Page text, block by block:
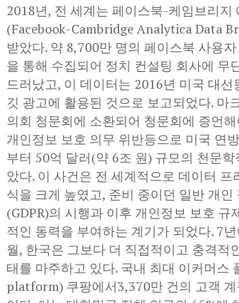
2018년, 전 세계는 페이스북-케임브리지
(Facebook-Cambridge Analytica Data
받았다. 약 8,700만 명의 페이스북 사용
을 통해 수집되어 정치 컨설팅 회사에 무
드러났고, 이 데이터는 2016년 미국 대
깃 광고에 활용된 것으로 보고되었다. 마
의회 청문회에 소환되어 청문회에 증언
개인정보 보호 의무 위반등으로 미국 연
부터 50억 달러(약 6조 원) 규모의 천문
았다. 이 사건은 전 세계적으로 데이터 프
식을 크게 높였고, 준비 중이던 일반 개인
(GDPR)의 시행과 이후 개인정보 보호 규
적인 동력을 부여하는 계기가 되었다. 7
월, 한국은 그보다 더 직접적이고 충격적
태를 마주하고 있다. 국내 최대 이커머스
platform) 쿠팡에서3,370만 건의 고객 계